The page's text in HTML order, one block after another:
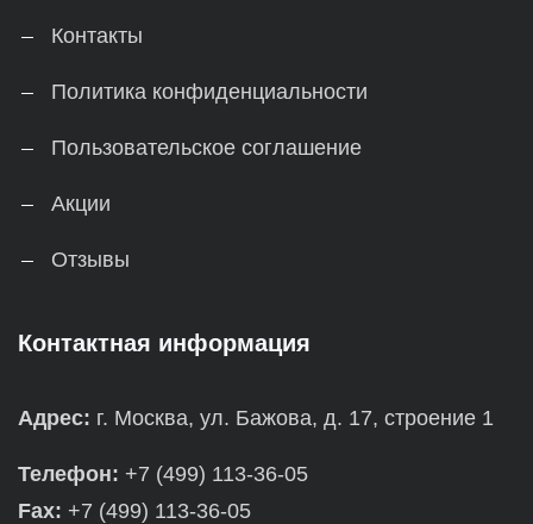
Контакты
Политика конфиденциальности
Пользовательское соглашение
Акции
Отзывы
Контактная информация
Адрес: г. Москва, ул. Бажова, д. 17, строение 1
Телефон: +7 (499) 113-36-05
Fax: +7 (499) 113-36-05